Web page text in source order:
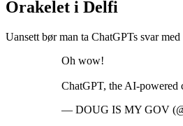
Orakelet i Delfi
Uansett bør man ta ChatGPTs svar
Oh wow!
ChatGPT, the AI-
— DOUG IS MY GOV